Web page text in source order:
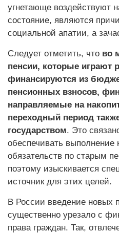
угнетающе воздействуют
состояние, являются
социальной апатии, а
Следует отметить, что во
пенсии, которые играют
финансируются из
пенсионных взносов,
направляемые на
переходный период
государством. Это
обеспечивать выполнение
обязательств по старым
поэтому изыскивается
источник для этих целей.
В России введение новых
существенно урезало с
права граждан. Так,